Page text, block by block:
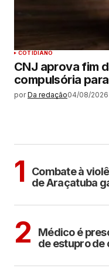
COTIDIANO
CNJ aprova fim
compulsória
por Da redação04/08/2026
1
Combate à
de Araçatuba
2
Médico é
de estupro de